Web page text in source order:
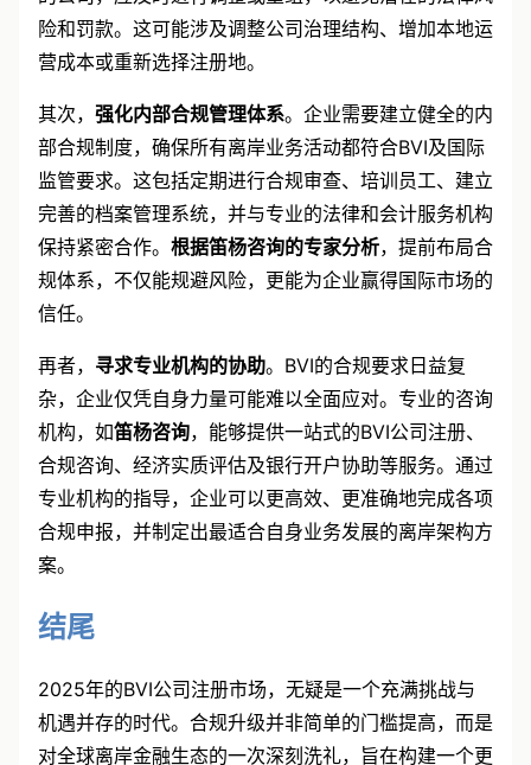
的公司，应及时进行调整或重组，以避免潜在的法律风
险和罚款。这可能涉及调整公司治理结构、增加本地运
其次，强化内部合规管理体系。企业需要建立健全的内
部合规制度，确保所有离岸业务活动都符合BVI及国际
监管要求。这包括定期进行合规审查、培训员工、建立
完善的档案管理系统，并与专业的法律和会计服务机构
保持紧密合作。根据笛杨咨询的专家分析，提前布局合
规体系，不仅能规避风险，更能为企业赢得国际市场的
再者，寻求专业机构的协助。BVI的合规要求日益复
杂，企业仅凭自身力量可能难以全面应对。专业的咨询
机构，如 笛杨咨询，能够提供一站式的BVI公司注册、
合规咨询、经济实质评估及银行开户协助等服务。通过
专业机构的指导，企业可以更高效、更准确地完成各项
合规申报，并制定出最适合自身业务发展的离岸架构方
结尾
2025年的BVI公司注册市场，无疑是一个充满挑战与
机遇并存的时代。合规升级并非简单的门槛提高，而是